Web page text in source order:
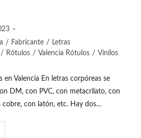
/ Fabricante / Letras
/ Rótulos / Valencia Rótulos / Vinilos
en Valencia En letras corpóreas se
DM, con PVC, con metacrilato, con
cobre, con latón, etc. Hay dos…